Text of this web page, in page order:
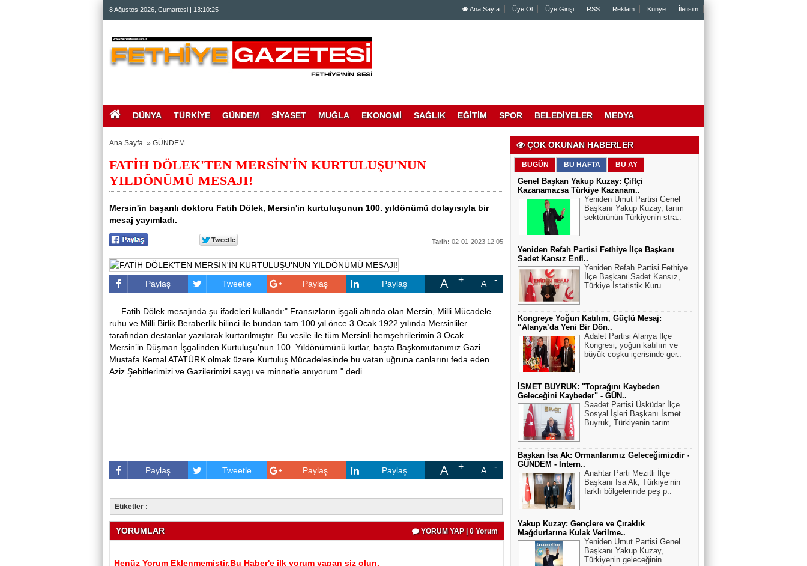
8 Ağustos 2026, Cumartesi | 13:10:26 Ana Sayfa Üye Ol Üye Girişi RSS Reklam Künye İletisim
DÜNYA TÜRKİYE GÜNDEM SİYASET MUĞLA EKONOMİ SAĞLIK EĞİTİM SPOR BELEDİYELER MEDYA
Ana Sayfa » GÜNDEM
FATİH DÖLEK'TEN MERSİN'İN KURTULUŞU'NUN
YILDÖNÜMÜ MESAJI!
Mersin'in başarılı doktoru Fatih Dölek, Mersin'in kurtuluşunun 100. yıldönümü dolayısıyla bir
mesaj yayımladı.
Tarih: 02-01-2023 12:05
Paylaş Tweetle Paylaş Paylaş A A
Fatih Dölek mesajında şu ifadeleri kullandı:" Fransızların işgali altında olan Mersin, Milli Mücadele
ruhu ve Milli Birlik Beraberlik bilinci ile bundan tam 100 yıl önce 3 Ocak 1922 yılında Mersinliler
tarafından destanlar yazılarak kurtarılmıştır. Bu vesile ile tüm Mersinli hemşehrilerimin 3 Ocak
Mersin’in Düşman İşgalinden Kurtuluşu’nun 100. Yıldönümünü kutlar, başta Başkomutanımız Gazi
Mustafa Kemal ATATÜRK olmak üzere Kurtuluş Mücadelesinde bu vatan uğruna canlarını feda eden
Aziz Şehitlerimizi ve Gazilerimizi saygı ve minnetle anıyorum." dedi.
Paylaş Tweetle Paylaş Paylaş A A
Etiketler :
YORUMLAR YORUM YAP | 0 Yorum
Henüz Yorum Eklenmemiştir.Bu Haber'e ilk yorum yapan siz olun.
ÇOK OKUNAN HABERLER
BUGÜN BU HAFTA BU AY
Genel Başkan Yakup Kuzay: Çiftçi
Kazanamazsa Türkiye Kazanam..
Yeniden Umut Partisi Genel
Başkanı Yakup Kuzay, tarım
sektörünün Türkiyenin stra..
Yeniden Refah Partisi Fethiye İlçe Başkanı
Sadet Kansız Enfl..
Yeniden Refah Partisi Fethiye
İlçe Başkanı Sadet Kansız,
Türkiye İstatistik Kuru..
Kongreye Yoğun Katılım, Güçlü Mesaj:
“Alanya’da Yeni Bir Dön..
Adalet Partisi Alanya İlçe
Kongresi, yoğun katılım ve
büyük coşku içerisinde ger..
İSMET BUYRUK: "Toprağını Kaybeden
Geleceğini Kaybeder" - GÜN..
Saadet Partisi Üsküdar İlçe
Sosyal İşleri Başkanı İsmet
Buyruk, Türkiyenin tarım..
Başkan İsa Ak: Ormanlarımız Geleceğimizdir -
GÜNDEM - İntern..
Anahtar Parti Mezitli İlçe
Başkanı İsa Ak, Türkiye’nin
farklı bölgelerinde peş p..
Yakup Kuzay: Gençlere ve Çıraklık
Mağdurlarına Kulak Verilme..
Yeniden Umut Partisi Genel
Başkanı Yakup Kuzay,
Türkiyenin geleceğinin